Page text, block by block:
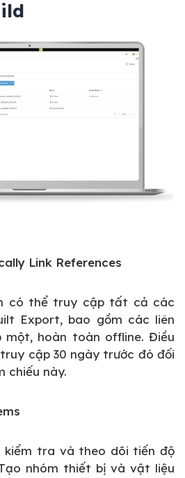
Link References
có thể truy cập tất cả các
Export, bao gồm các liên
một, hoàn toàn offline. Điều
cập 30 ngày trước đó đối
chiếu này.
kiểm tra và theo dõi tiến độ
nhóm thiết bị và vật liệu